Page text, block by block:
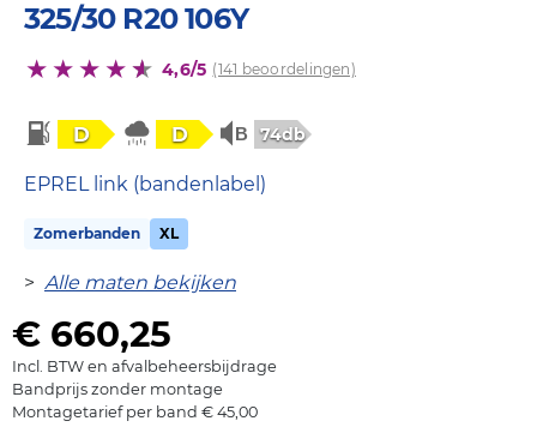
325/30 R20 106Y
4,6/5 (141 beoordelingen)
D D 74db
EPREL link (bandenlabel)
Zomerbanden XL
> Alle maten bekijken
€ 660,25
Incl. BTW en afvalbeheersbijdrage
Bandprijs zonder montage
Montagetarief per band € 45,00